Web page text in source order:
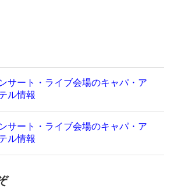
サート・ライブ会場のキャパ・ア
ル情報
サート・ライブ会場のキャパ・ア
ル情報